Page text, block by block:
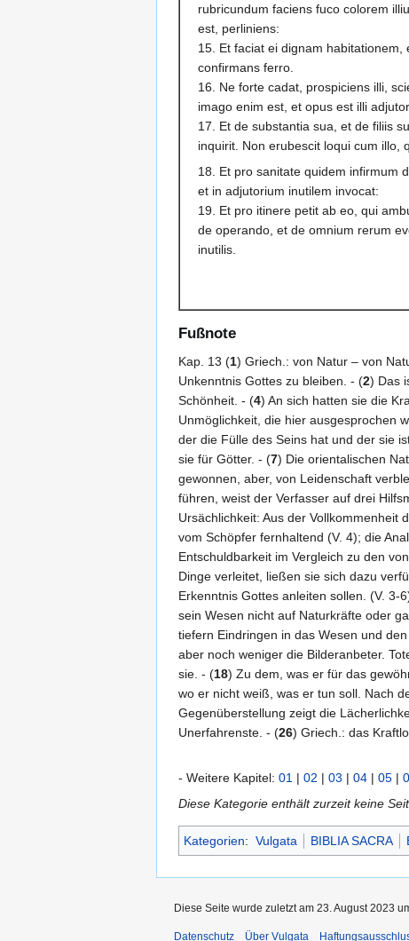
rubricundum faciens fuco colorem
est, perliniens:
15. Et faciat ei dignam
confirmans ferro.
16. Ne forte cadat, prospiciens illi,
imago enim est, et opus est illi
17. Et de substantia sua, et de filiis
inquirit. Non erubescit loqui cum illo,
18. Et pro sanitate quidem infirmum
et in adjutorium inutilem invocat:
19. Et pro itinere petit ab eo, qui
de operando, et de omnium rerum
inutilis.
Fußnote
Kap. 13 (1) Griech.: von Natur – von
Unkenntnis Gottes zu bleiben. - (2) Das
Schönheit. - (4) An sich hatten sie die
Unmöglichkeit, die hier ausgesprochen
der die Fülle des Seins hat und der sie
sie für Götter. - (7) Die orientalischen
gewonnen, aber, von Leidenschaft
führen, weist der Verfasser auf drei
Ursächlichkeit: Aus der Vollkommenheit
vom Schöpfer fernhaltend (V. 4); die
Entschuldbarkeit im Vergleich zu den
Dinge verleitet, ließen sie sich dazu
Erkenntnis Gottes anleiten sollen. (V. 3-
sein Wesen nicht auf Naturkräfte oder
tiefern Eindringen in das Wesen und
aber noch weniger die Bilderanbeter.
sie. - (18) Zu dem, was er für das
wo er nicht weiß, was er tun soll. Nach
Gegenüberstellung zeigt die
Unerfahrenste. - (26) Griech.: das
- Weitere Kapitel: 01 | 02 | 03 | 04 | 05 |
Diese Kategorie enthält zurzeit keine
Kategorien: Vulgata BIBLIA SACRA
Diese Seite wurde zuletzt am 23. August 2023
Datenschutz Über Vulgata